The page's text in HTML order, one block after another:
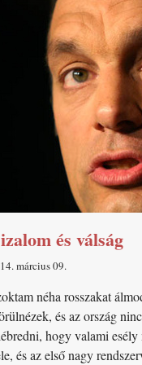
és válság
március 09
néha rosszakat
és az ország
hogy valami esély
és az első nagy